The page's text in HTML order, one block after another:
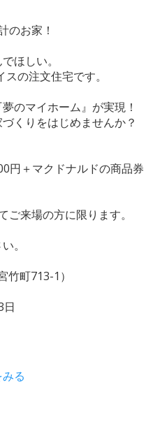
のお家！
ほしい。
の注文住宅です。
のマイホーム』が実現！
くりをはじめませんか？
円＋マクドナルドの商品券
来場の方に限ります。
。
竹町713-1）
日
る